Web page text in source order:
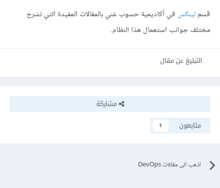
قسملينكس في أكاديمية حسوب غني بالمقالات المفيدة التي تشرح
مختلف جوانب استعمال هذا النظام.
التبليغ عن مقال
مشاركة
متابعون
1
اذهب الى مقالات DevOps